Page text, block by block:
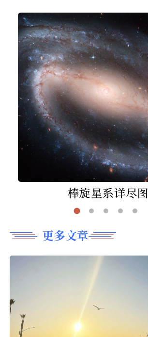
棒旋星系详尽图
更多文章